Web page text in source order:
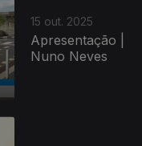
15 out. 2025
Apresentação |
Nuno Neves